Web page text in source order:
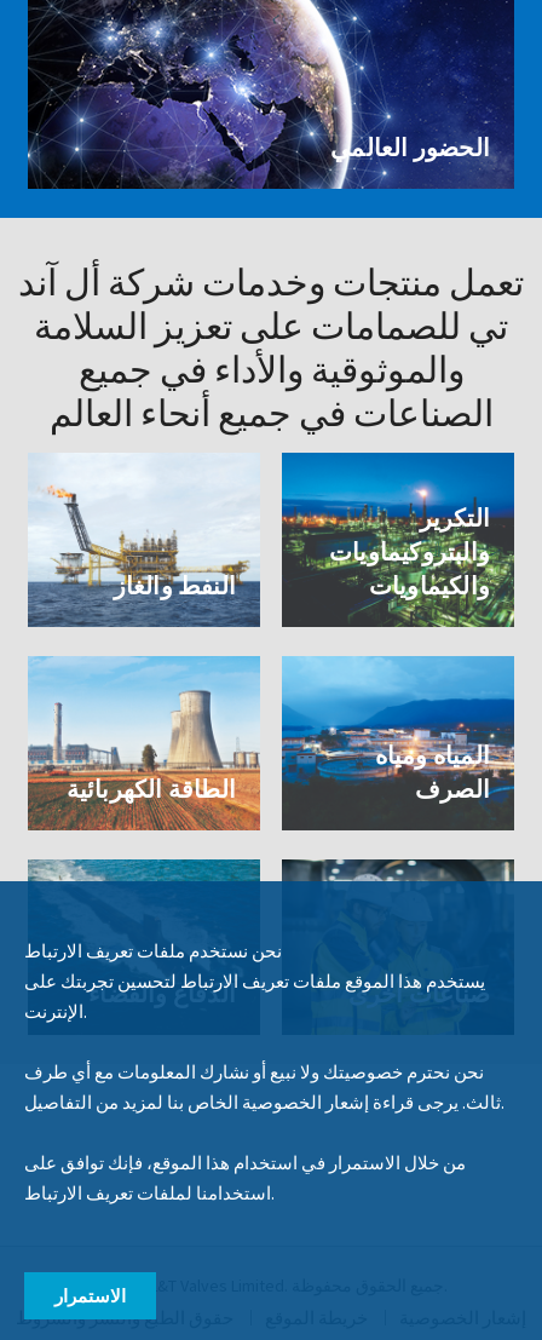
الحضور العالمي
تعمل منتجات وخدمات شركة أل آند
تي للصمامات على تعزيز السلامة
والموثوقية والأداء في جميع
الصناعات في جميع أنحاء العالم
النفط والغاز
التكرير
والبتروكيماويات
والكيماويات
الطاقة الكهربائية
المياه ومياه
الصرف
الدفاع والفضاء صناعات أخرى
حقوق الطبع والنشر والشروط
نحن نستخدم ملفات تعريف الارتباط
يستخدم هذا الموقع ملفات تعريف الارتباط لتحسين تجربتك على
الإنترنت.
نحن نحترم خصوصيتك ولا نبيع أو نشارك المعلومات مع أي طرف
ثالث. يرجى قراءة إشعار الخصوصية الخاص بنا لمزيد من التفاصيل.
من خلال الاستمرار في استخدام هذا الموقع، فإنك توافق على
استخدامنا لملفات تعريف الارتباط.
الاستمرار